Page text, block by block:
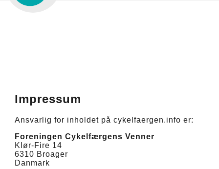
Impressum
Ansvarlig for inholdet på cykelfaergen.info er:
Foreningen Cykelfærgens Venner
Klør-Fire 14
6310 Broager
Danmark